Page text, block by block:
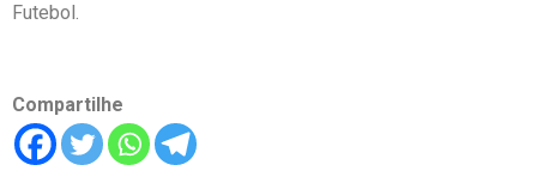
Futebol.
Compartilhe